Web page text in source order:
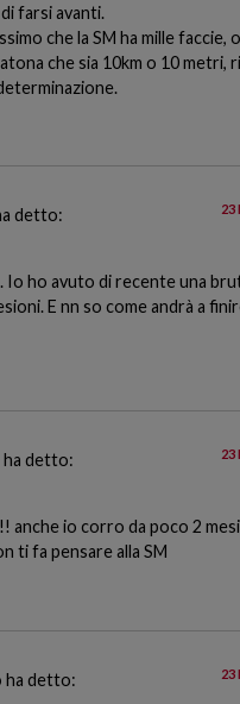
farsi avanti.
che la SM ha mille faccie,
che sia 10km o 10 metri,
detto: 23
Io ho avuto di recente una
E nn so come andrà a
ha detto: 23
anche io corro da poco 2
ti fa pensare alla SM
ha detto: 23